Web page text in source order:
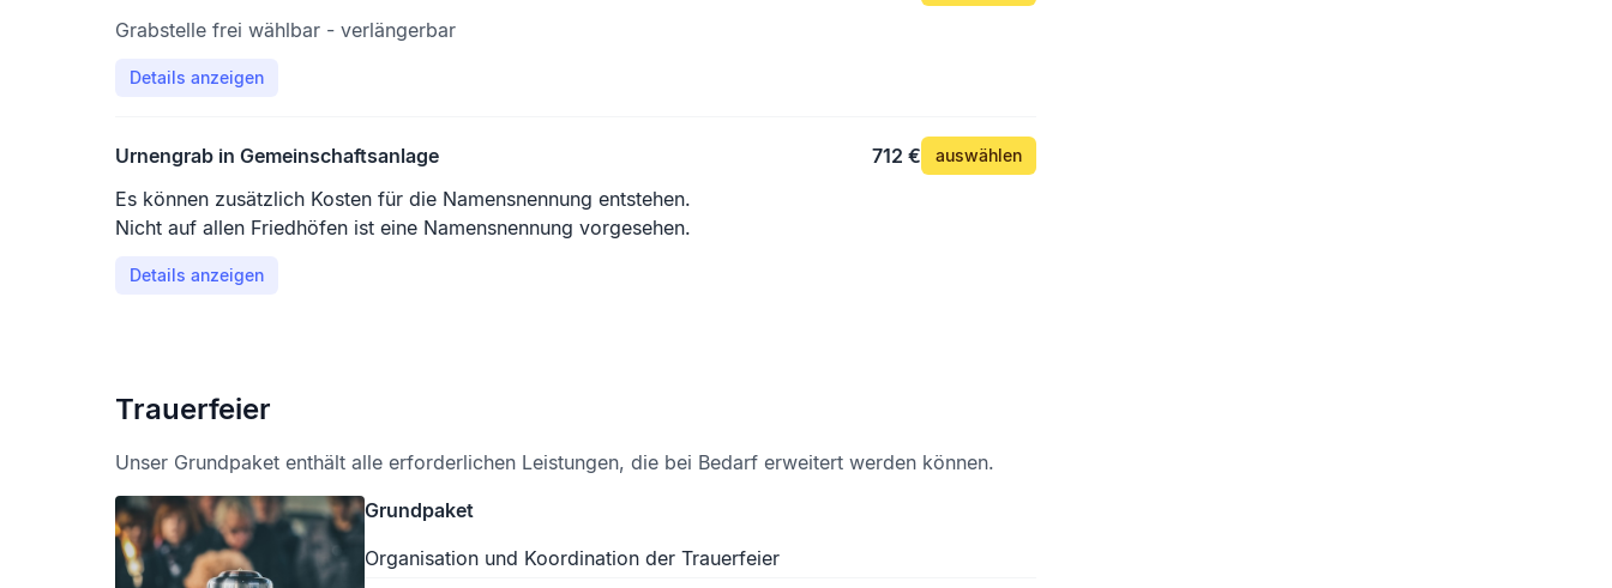
Grabstelle frei wählbar - verlängerbar
Details anzeigen
Urnengrab in Gemeinschaftsanlage 712 € auswählen
Es können zusätzlich Kosten für die Namensnennung entstehen.
Nicht auf allen Friedhöfen ist eine Namensnennung vorgesehen.
Details anzeigen
Trauerfeier
Unser Grundpaket enthält alle erforderlichen Leistungen, die bei Bedarf erweitert werden können.
Grundpaket
Organisation und Koordination der Trauerfeier